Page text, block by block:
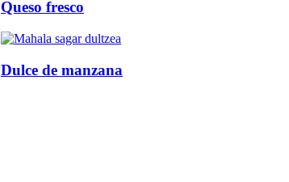
Queso fresco
Dulce de manzana